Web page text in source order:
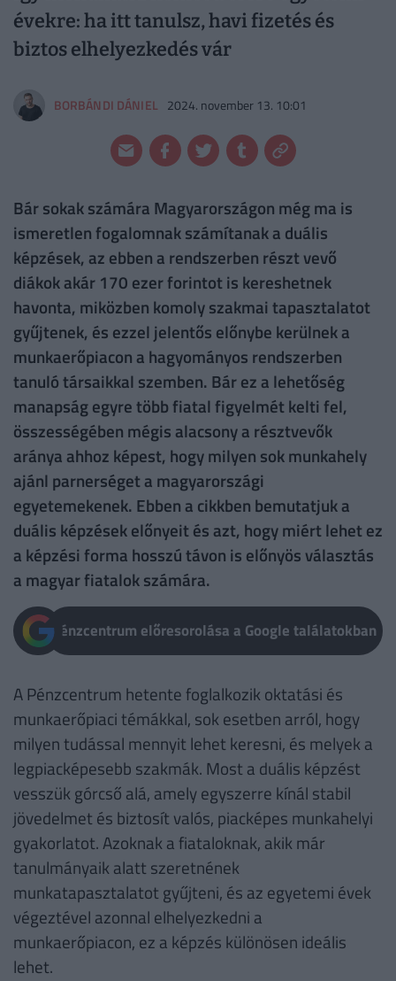
évekre: ha itt tanulsz, havi fizetés és
biztos elhelyezkedés vár
BORBÁNDI DÁNIEL 2024. november 13. 10:01
Bár sokak számára Magyarországon még ma is
ismeretlen fogalomnak számítanak a duális
képzések, az ebben a rendszerben részt vevő
diákok akár 170 ezer forintot is kereshetnek
havonta, miközben komoly szakmai tapasztalatot
gyűjtenek, és ezzel jelentős előnybe kerülnek a
munkaerőpiacon a hagyományos rendszerben
tanuló társaikkal szemben. Bár ez a lehetőség
manapság egyre több fiatal figyelmét kelti fel,
összességében mégis alacsony a résztvevők
aránya ahhoz képest, hogy milyen sok munkahely
ajánl parnerséget a magyarországi
egyetemekenek. Ebben a cikkben bemutatjuk a
duális képzések előnyeit és azt, hogy miért lehet ez
a képzési forma hosszú távon is előnyös választás
a magyar fiatalok számára.
Pénzcentrum előresorolása a Google találatokban
A Pénzcentrum hetente foglalkozik oktatási és
munkaerőpiaci témákkal, sok esetben arról, hogy
milyen tudással mennyit lehet keresni, és melyek a
legpiacképesebb szakmák. Most a duális képzést
vesszük górcső alá, amely egyszerre kínál stabil
jövedelmet és biztosít valós, piacképes munkahelyi
gyakorlatot. Azoknak a fiataloknak, akik már
tanulmányaik alatt szeretnének
munkatapasztalatot gyűjteni, és az egyetemi évek
végeztével azonnal elhelyezkedni a
munkaerőpiacon, ez a képzés különösen ideális
lehet.